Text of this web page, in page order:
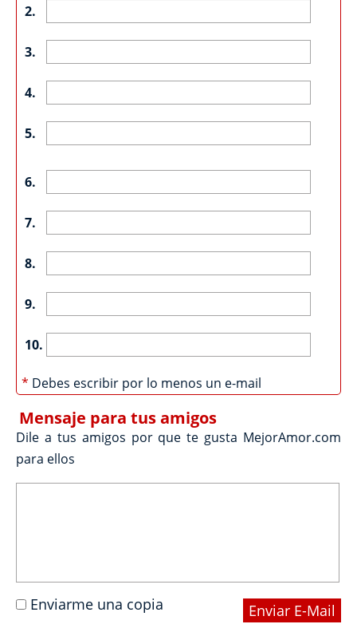
2.
3.
4.
5.
6.
7.
8.
9.
10.
* Debes escribir por lo menos un e-mail
Mensaje para tus amigos
Dile a tus amigos por que te gusta MejorAmor.com
para ellos
Enviarme una copia